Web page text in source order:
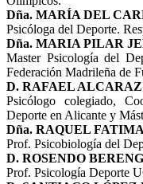
Dña. MARÍA DEL
Psicóloga del Deporte.
Dña. MARIA PILAR
Master Psicología del
Federación Madrileña de
D. RAFAEL
Psicólogo colegiado,
Deporte en Alicante y
Dña. RAQUEL
Prof. Psicobiología del
D. ROSENDO
Prof. Psicología Deporte